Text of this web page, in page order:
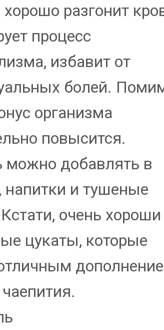
разгонит
процесс
избавит от
болей.
организма
повысится.
можно добавлять в
напитки и тушеные
очень хороши
цукаты, которые